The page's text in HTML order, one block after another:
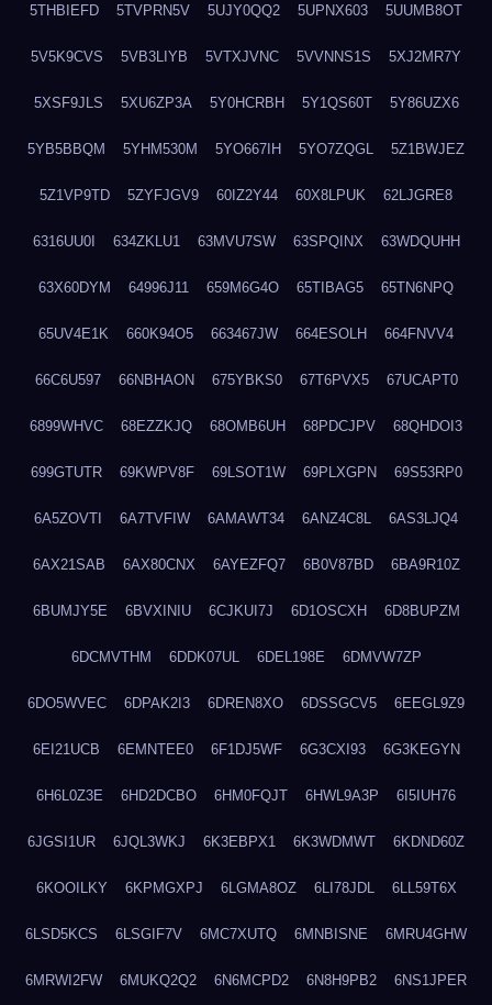
5THBIEFD 5TVPRN5V 5UJY0QQ2 5UPNX603 5UUMB8OT
5V5K9CVS 5VB3LIYB 5VTXJVNC 5VVNNS1S 5XJ2MR7Y
5XSF9JLS 5XU6ZP3A 5Y0HCRBH 5Y1QS60T 5Y86UZX6
5YB5BBQM 5YHM530M 5YO667IH 5YO7ZQGL 5Z1BWJEZ
5Z1VP9TD 5ZYFJGV9 60IZ2Y44 60X8LPUK 62LJGRE8
6316UU0I 634ZKLU1 63MVU7SW 63SPQINX 63WDQUHH
63X60DYM 64996J11 659M6G4O 65TIBAG5 65TN6NPQ
65UV4E1K 660K94O5 663467JW 664ESOLH 664FNVV4
66C6U597 66NBHAON 675YBKS0 67T6PVX5 67UCAPT0
6899WHVC 68EZZKJQ 68OMB6UH 68PDCJPV 68QHDOI3
699GTUTR 69KWPV8F 69LSOT1W 69PLXGPN 69S53RP0
6A5ZOVTI 6A7TVFIW 6AMAWT34 6ANZ4C8L 6AS3LJQ4
6AX21SAB 6AX80CNX 6AYEZFQ7 6B0V87BD 6BA9R10Z
6BUMJY5E 6BVXINIU 6CJKUI7J 6D1OSCXH 6D8BUPZM
6DCMVTHM 6DDK07UL 6DEL198E 6DMVW7ZP
6DO5WVEC 6DPAK2I3 6DREN8XO 6DSSGCV5 6EEGL9Z9
6EI21UCB 6EMNTEE0 6F1DJ5WF 6G3CXI93 6G3KEGYN
6H6L0Z3E 6HD2DCBO 6HM0FQJT 6HWL9A3P 6I5IUH76
6JGSI1UR 6JQL3WKJ 6K3EBPX1 6K3WDMWT 6KDND60Z
6KOOILKY 6KPMGXPJ 6LGMA8OZ 6LI78JDL 6LL59T6X
6LSD5KCS 6LSGIF7V 6MC7XUTQ 6MNBISNE 6MRU4GHW
6MRWI2FW 6MUKQ2Q2 6N6MCPD2 6N8H9PB2 6NS1JPER